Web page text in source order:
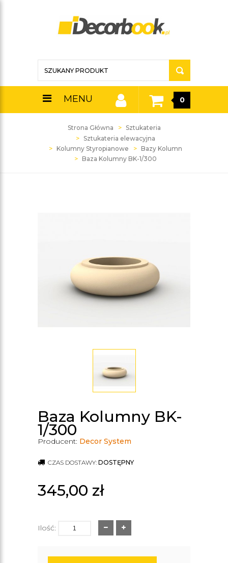
MENU 0
Strona Główna
Sztukateria
Sztukateria elewacyjna
Kolumny Styropianowe
Bazy Kolumn
Baza Kolumny BK-1/300
Baza Kolumny BK-
1/300
Producent: Decor System
CZAS DOSTAWY: DOSTĘPNY
345,00 zł
Ilość: